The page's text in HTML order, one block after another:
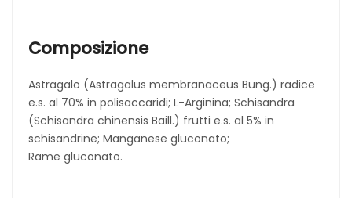
Composizione
Astragalo (Astragalus membranaceus Bung.) radice
e.s. al 70% in polisaccaridi; L-Arginina; Schisandra
(Schisandra chinensis Baill.) frutti e.s. al 5% in
schisandrine; Manganese gluconato;
Rame gluconato.